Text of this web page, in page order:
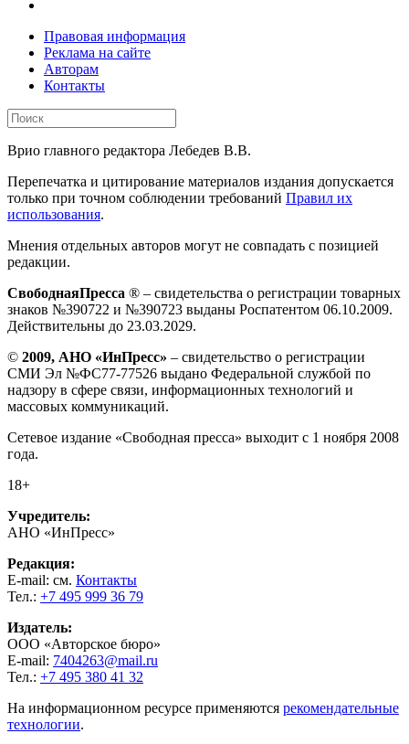
Правовая информация
Реклама на сайте
Авторам
Контакты
Врио главного редактора Лебедев В.В.
Перепечатка и цитирование материалов издания допускается
только при точном соблюдении требований Правил их
использования.
Мнения отдельных авторов могут не совпадать с позицией
редакции.
СвободнаяПресса ® – свидетельства о регистрации товарных
знаков №390722 и №390723 выданы Роспатентом 06.10.2009.
Действительны до 23.03.2029.
© 2009, АНО «ИнПресс» – свидетельство о регистрации
СМИ Эл №ФС77-77526 выдано Федеральной службой по
надзору в сфере связи, информационных технологий и
массовых коммуникаций.
Сетевое издание «Свободная пресса» выходит с 1 ноября 2008
года.
18+
Учредитель:
АНО «ИнПресс»
Редакция:
E-mail: см. Контакты
Тел.: +7 495 999 36 79
Издатель:
ООО «Авторское бюро»
E-mail: 7404263@mail.ru
Тел.: +7 495 380 41 32
На информационном ресурсе применяются рекомендательные
технологии.